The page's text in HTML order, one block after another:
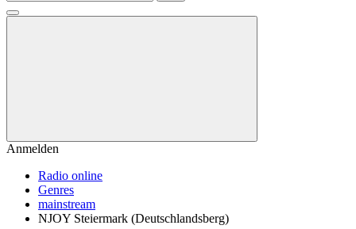
Anmelden
Radio online
Genres
mainstream
NJOY Steiermark (Deutschlandsberg)